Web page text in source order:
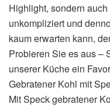
Highlight, sondern
unkompliziert und
kaum erwarten kann,
Probieren Sie es aus –
unserer Küche ein
Gebratener Kohl mit
Mit Speck gebratener